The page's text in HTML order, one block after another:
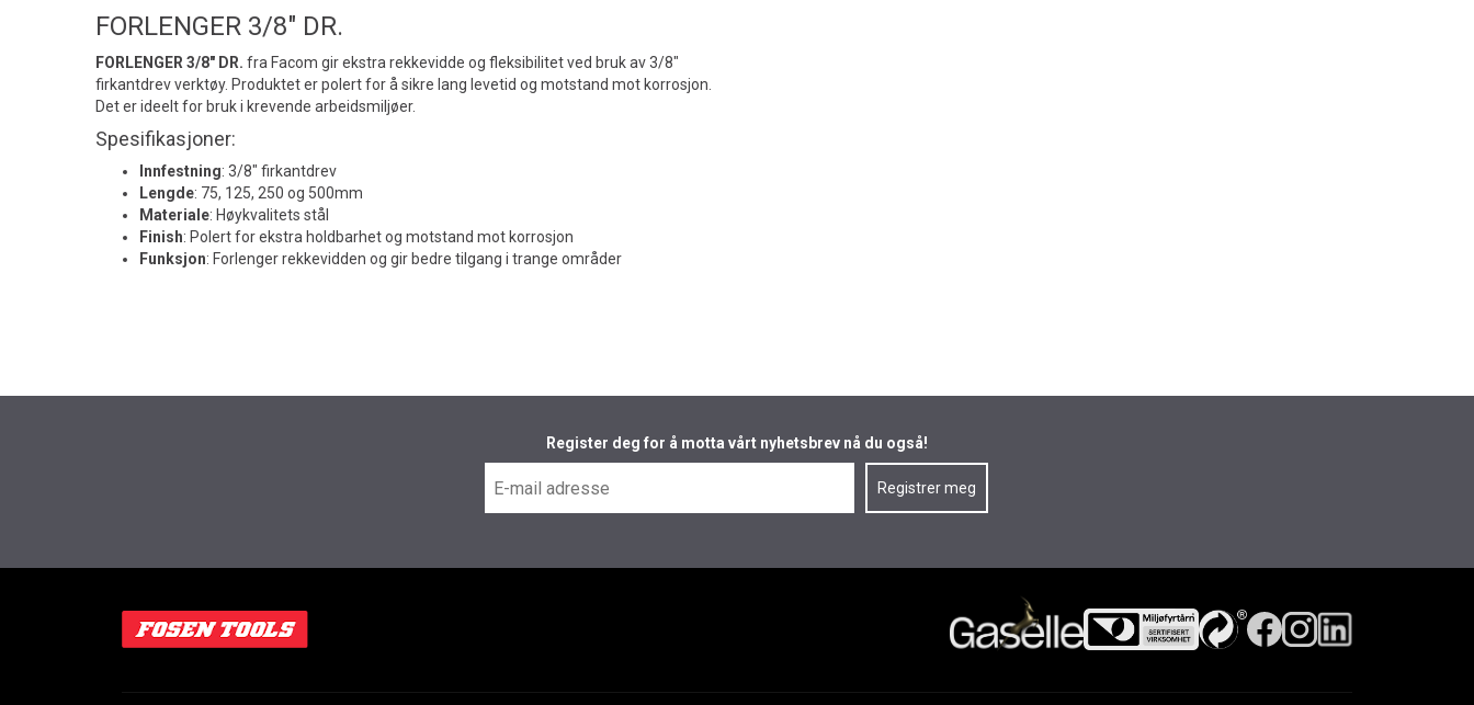
FORLENGER 3/8" DR.
FORLENGER 3/8" DR. fra Facom gir ekstra rekkevidde og fleksibilitet ved bruk av 3/8"
firkantdrev verktøy. Produktet er polert for å sikre lang levetid og motstand mot korrosjon.
Det er ideelt for bruk i krevende arbeidsmiljøer.
Spesifikasjoner:
Innfestning: 3/8" firkantdrev
Lengde: 75, 125, 250 og 500mm
Materiale: Høykvalitets stål
Finish: Polert for ekstra holdbarhet og motstand mot korrosjon
Funksjon: Forlenger rekkevidden og gir bedre tilgang i trange områder
Register deg for å motta vårt nyhetsbrev nå du også!